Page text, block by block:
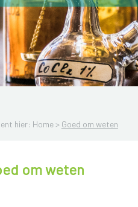
hier: Home > Goed om weten
om weten